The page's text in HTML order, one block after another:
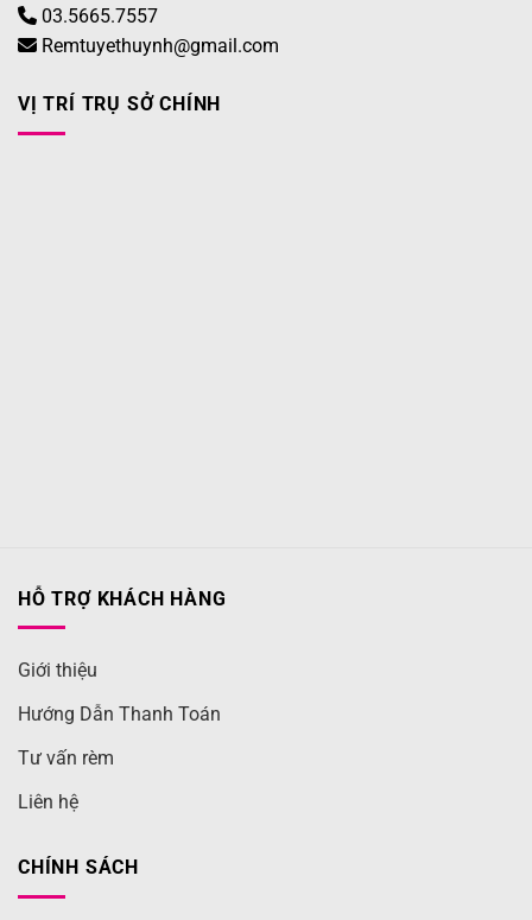
03.5665.7557
Remtuyethuynh@gmail.com
VỊ TRÍ TRỤ SỞ CHÍNH
HỖ TRỢ KHÁCH HÀNG
Giới thiệu
Hướng Dẫn Thanh Toán
Tư vấn rèm
Liên hệ
CHÍNH SÁCH